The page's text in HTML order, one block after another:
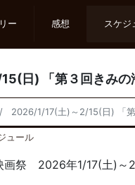
ー 感想 スケジ
日) 「第３回きみの
2026/1/17(土)～2/15(日) 「
ュール
画祭 2026年1/17(土)～